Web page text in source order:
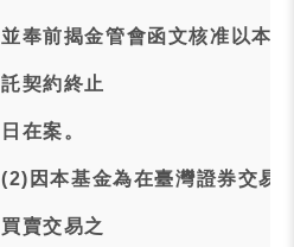
並奉前揭金管會函文核准以本
託契約終止
日在案。
(2)因本基金為在臺灣證券交易
買賣交易之